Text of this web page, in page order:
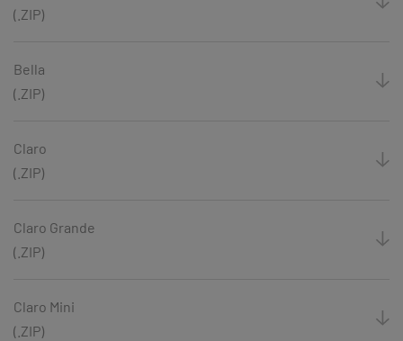
(.ZIP)
Bella
(.ZIP)
Claro
(.ZIP)
Claro Grande
(.ZIP)
Claro Mini
(.ZIP)